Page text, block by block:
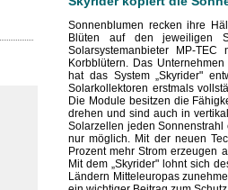
Sonnenblumen recken ihre
Blüten auf den jeweiligen
Solarsystemanbieter MP-
Korbblütern. Das
hat das System „Skyrider"
Solarkollektoren erstmals
Die Module besitzen die
drehen und sind auch in
Solarzellen jeden
nur möglich. Mit der neuen
Prozent mehr Strom erzeugen
Mit dem „Skyrider" lohnt sich
Ländern Mitteleuropas